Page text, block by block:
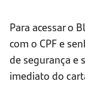
Para acessar o
com o CPF e
de segurança e
imediato do